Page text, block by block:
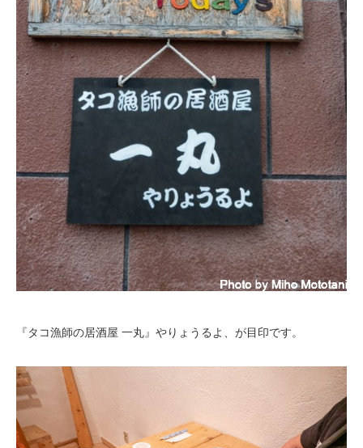
『タコ漁師の居酒屋 一丸』やりょうるよ、が目印です。